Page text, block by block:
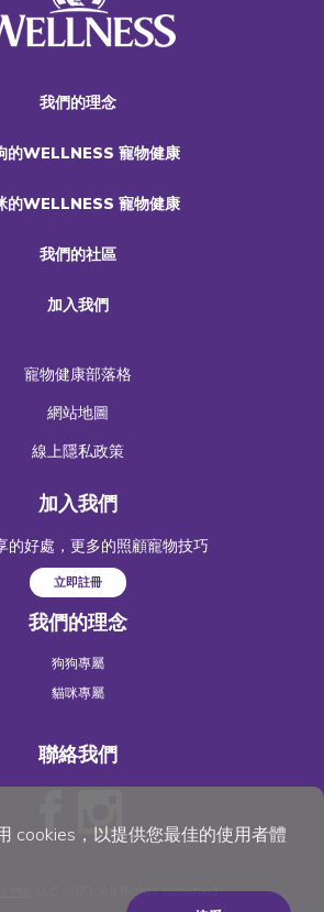
cookies，以提供您最佳的使用者體
我們的理念
的WELLNESS 寵物健康
的WELLNESS 寵物健康
我們的社區
加入我們
寵物健康部落格
網站地圖
線上隱私政策
加入我們
的好處，更多的照顧寵物技巧
立即註冊
我們的理念
狗狗專屬
貓咪專屬
聯絡我們
, LLC 2023. All Rights Reserved